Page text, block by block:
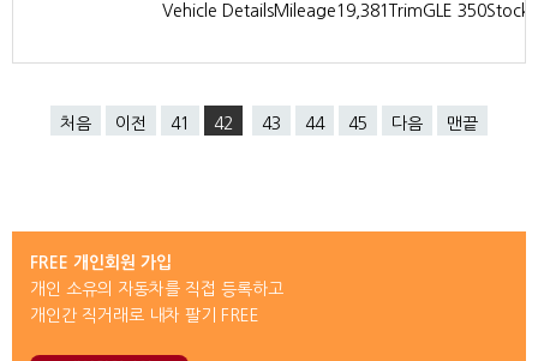
Vehicle DetailsMileage19,381TrimGLE
처음 이전 41 42 43 44 45 다음 맨끝
FREE 개인회원 가입
개인 소유의 자동차를 직접 등록하고
개인간 직거래로 내차 팔기 FREE